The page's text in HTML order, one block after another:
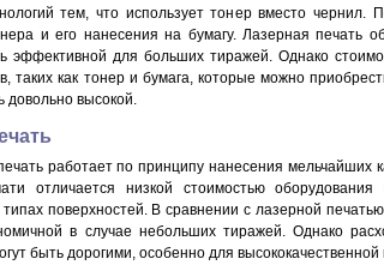
тем, что использует тонер вместо чернил.
и его нанесения на бумагу. Лазерная печать
эффективной для больших тиражей. Однако
таких как тонер и бумага, которые можно
довольно высокой.
работает по принципу нанесения мельчайших
отличается низкой стоимостью
поверхностей. В сравнении с лазерной
в случае небольших тиражей. Однако
быть дорогими, особенно для высококачественной